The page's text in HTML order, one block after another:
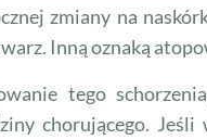
zmiany na
Inną oznaką
tego
chorującego.